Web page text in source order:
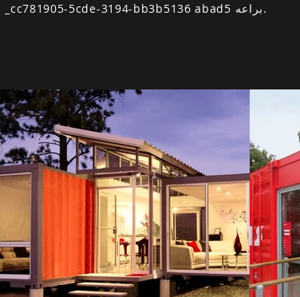
_cc781905-5cde-3194-bb3b5136 abad5 براعه.